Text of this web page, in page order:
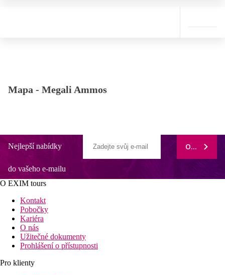
Mapa - Megali Ammos
Nejlepší nabídky
do vašeho e-mailu
ODEBÍRAT
O EXIM tours
Kontakt
Pobočky
Kariéra
O nás
Užitečné dokumenty
Prohlášení o přístupnosti
Pro klienty